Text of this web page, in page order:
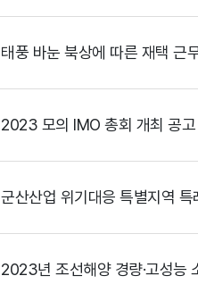
태풍 바눈 북상에 따른 재택 근
2023 모의 IMO 총회 개최 공고
군산산업 위기대응 특별지역 특
2023년 조선해양 경량·고성능